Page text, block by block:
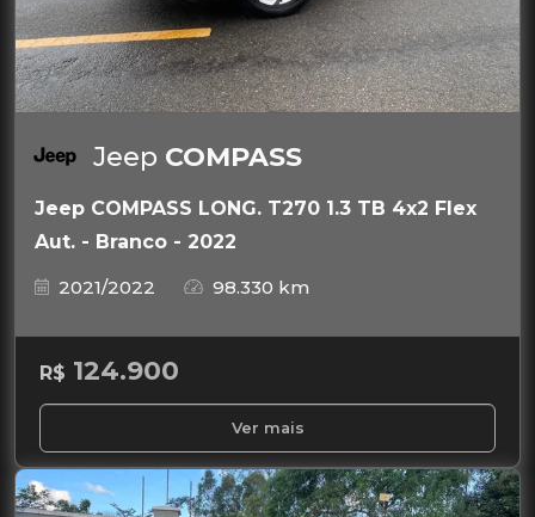
Jeep COMPASS
Jeep COMPASS LONG. T270 1.3 TB 4x2 Flex
Aut. - Branco - 2022
2021/2022
98.330 km
R$ 124.900
Ver mais